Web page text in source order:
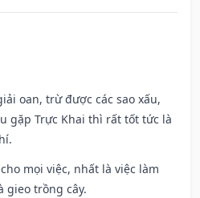
oan, trừ được các sao xấu,
gặp Trực Khai thì rất tốt tức là
mọi việc, nhất là việc làm
gieo trồng cây.